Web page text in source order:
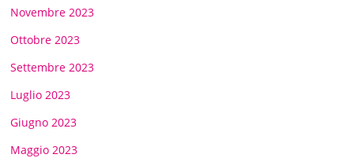
Novembre 2023
Ottobre 2023
Settembre 2023
Luglio 2023
Giugno 2023
Maggio 2023